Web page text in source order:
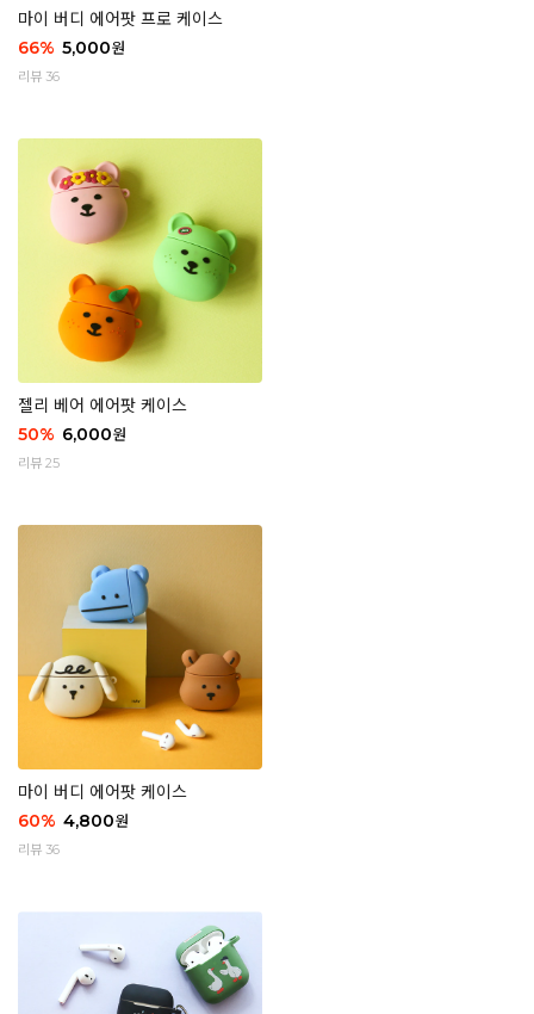
마이 버디 에어팟 프로 케이스
66% 5,000원
리뷰 36
젤리 베어 에어팟 케이스
50% 6,000원
리뷰 25
마이 버디 에어팟 케이스
60% 4,800원
리뷰 36